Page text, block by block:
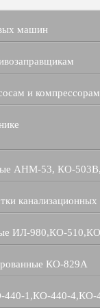
машин
и компрессорам
АНМ-53, КО-
ИЛ-980,КО-
КО-829А
440-1,КО-440-